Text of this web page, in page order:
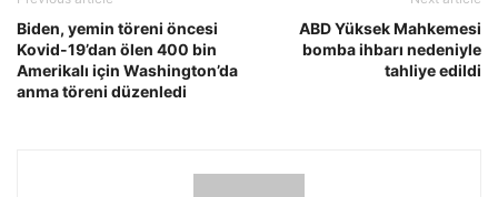
Biden, yemin töreni öncesi
Kovid-19’dan ölen 400 bin
Amerikalı için Washington’da
anma töreni düzenledi
ABD Yüksek Mahkemesi
bomba ihbarı nedeniyle
tahliye edildi